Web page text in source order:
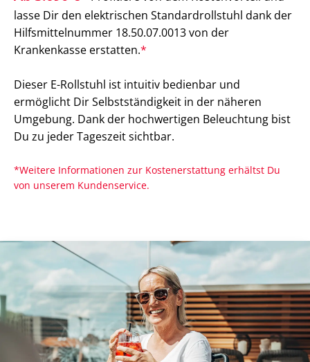
lasse Dir den elektrischen Standardrollstuhl dank der
Hilfsmittelnummer 18.50.07.0013 von der
Krankenkasse erstatten.*
Dieser E-Rollstuhl ist intuitiv bedienbar und
ermöglicht Dir Selbstständigkeit in der näheren
Umgebung. Dank der hochwertigen Beleuchtung bist
Du zu jeder Tageszeit sichtbar.
*Weitere Informationen zur Kostenerstattung erhältst Du
von unserem Kundenservice.